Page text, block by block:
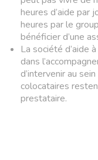
heures d’aide par
heures par le
bénéficier d’une
La société d’aide
dans
d’intervenir au
colocataires
prestataire.